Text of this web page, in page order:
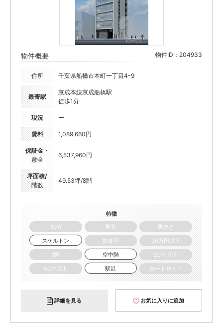
物件概要 物件ID：204933
住所 千葉県船橋市本町一丁目4-9
最寄駅
京成本線京成船橋駅
徒歩1分
現況 ー
賃料 1,089,660円
保証金・
敷金
6,537,960円
坪面積/
階数
49.53坪/8階
特徴
NEW
更新
居抜き
スケルトン
飲食可
30万円以下
1階
空中階
20坪以下
50坪以上
駅近 ロードサイド
詳細を見る お気に入りに追加